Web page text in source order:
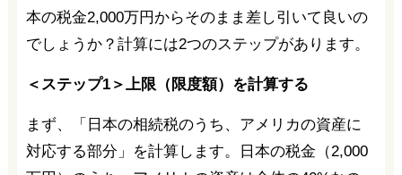
本の税金2,000万円からそのまま差し引いて良いの
でしょうか？計算には2つのステップがあります。
＜ステップ1＞上限（限度額）を計算する
まず、「日本の相続税のうち、アメリカの資産に
対応する部分」を計算します。日本の税金（2,000